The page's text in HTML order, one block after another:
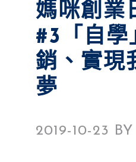
媽咪創業
#3「自學
銷、實現
夢
2019-10-23 BY